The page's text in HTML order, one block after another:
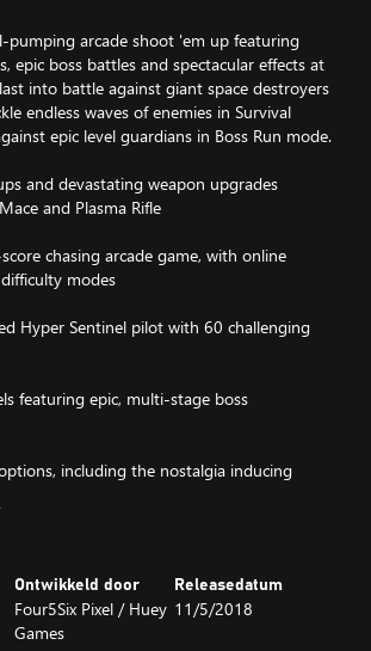
pumping arcade shoot 'em up featuring
epic boss battles and spectacular effects at
into battle against giant space destroyers
endless waves of enemies in Survival
epic level guardians in Boss Run mode.
and devastating weapon upgrades
and Plasma Rifle
chasing arcade game, with online
modes
Hyper Sentinel pilot with 60 challenging
featuring epic, multi-stage boss
including the nostalgia inducing
Ontwikkeld door
Four5Six Pixel / Huey
Games
Releasedatum
11/5/2018